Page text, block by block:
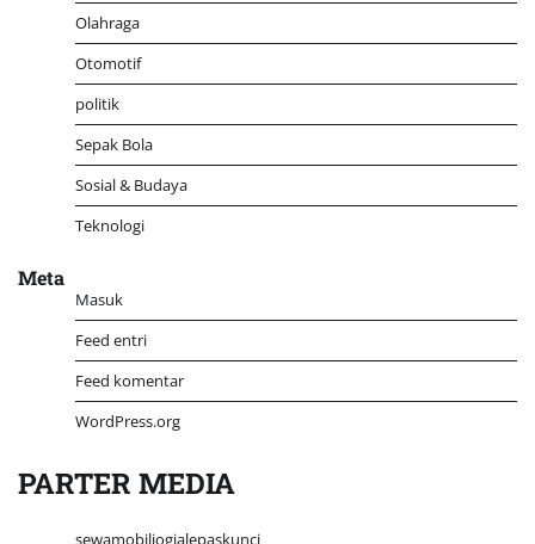
Olahraga
Otomotif
politik
Sepak Bola
Sosial & Budaya
Teknologi
Meta
Masuk
Feed entri
Feed komentar
WordPress.org
PARTER MEDIA
sewamobiljogjalepaskunci